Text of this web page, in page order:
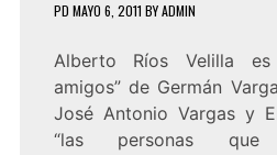
PD MAYO 6, 2011 BYADMIN
Alberto Ríos Velilla
amigos” de Germán
José Antonio Vargas y
“las personas que